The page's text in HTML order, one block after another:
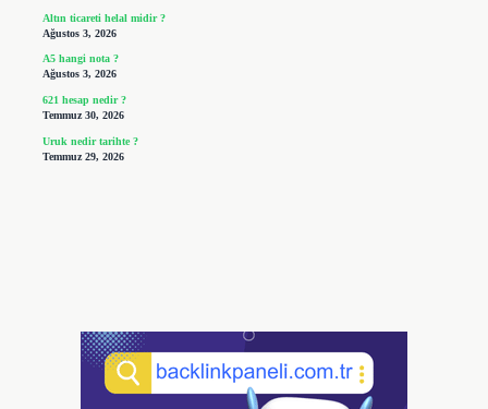
Altın ticareti helal midir ?
Ağustos 3, 2026
A5 hangi nota ?
Ağustos 3, 2026
621 hesap nedir ?
Temmuz 30, 2026
Uruk nedir tarihte ?
Temmuz 29, 2026